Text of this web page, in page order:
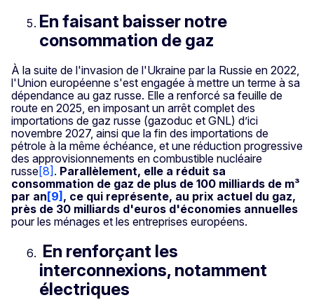
En faisant baisser notre
consommation de gaz
À la suite de l'invasion de l'Ukraine par la Russie en 2022,
l'Union européenne s'est engagée à mettre un terme à sa
dépendance au gaz russe. Elle a renforcé sa feuille de
route en 2025, en imposant un arrêt complet des
importations de gaz russe (gazoduc et GNL) d’ici
novembre 2027, ainsi que la fin des importations de
pétrole à la même échéance, et une réduction progressive
des approvisionnements en combustible nucléaire
russe[8] . Parallèlement, elle a réduit sa
consommation de gaz de plus de 100 milliards de m³
par an[9], ce qui représente, au prix actuel du gaz,
près de 30 milliards d'euros d'économies annuelles
pour les ménages et les entreprises européens.
En renforçant les
interconnexions, notamment
électriques